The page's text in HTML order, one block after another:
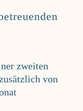
zweiten
von